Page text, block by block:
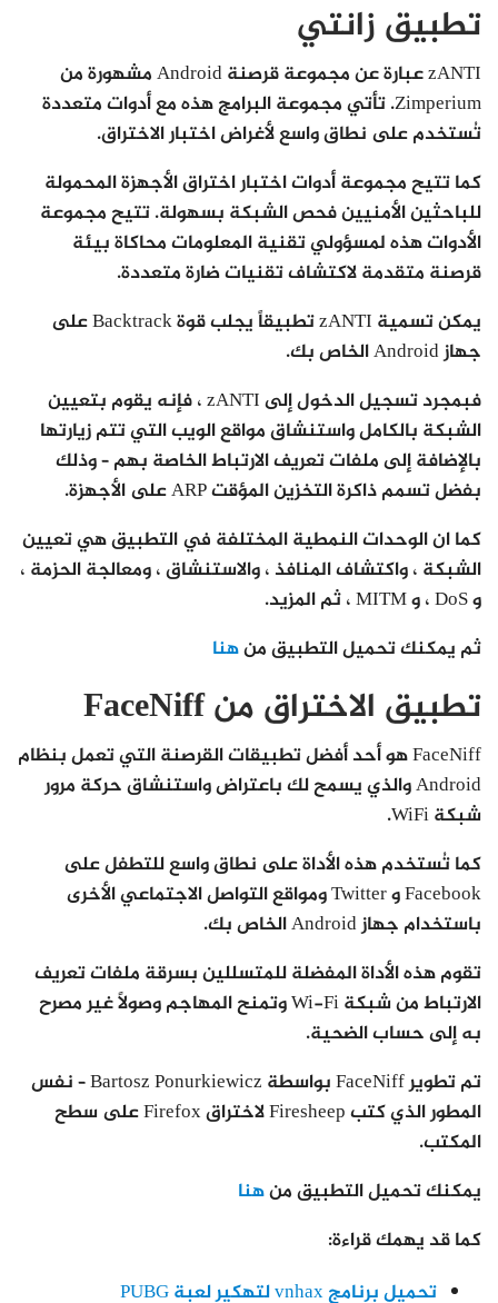
تطبيق زانتي
zANTI عبارة عن مجموعة قرصنة Android مشهورة من
Zimperium. تأتي مجموعة البرامج هذه مع أدوات متعددة
تُستخدم على نطاق واسع لأغراض اختبار الاختراق.
كما تتيح مجموعة أدوات اختبار اختراق الأجهزة المحمولة
للباحثين الأمنيين فحص الشبكة بسهولة. تتيح مجموعة
الأدوات هذه لمسؤولي تقنية المعلومات محاكاة بيئة
قرصنة متقدمة لاكتشاف تقنيات ضارة متعددة.
يمكن تسمية zANTI تطبيقاً يجلب قوة Backtrack على
جهاز Android الخاص بك.
فبمجرد تسجيل الدخول إلى zANTI ، فإنه يقوم بتعيين
الشبكة بالكامل واستنشاق مواقع الويب التي تتم زيارتها
بالإضافة إلى ملفات تعريف الارتباط الخاصة بهم – وذلك
بفضل تسمم ذاكرة التخزين المؤقت ARP على الأجهزة.
كما ان الوحدات النمطية المختلفة في التطبيق هي تعيين
الشبكة ، واكتشاف المنافذ ، والاستنشاق ، ومعالجة الحزمة ،
و DoS ، و MITM ، ثم المزيد.
ثم يمكنك تحميل التطبيق منهنا
تطبيق الاختراق من FaceNiff
FaceNiff هو أحد أفضل تطبيقات القرصنة التي تعمل بنظام
Android والذي يسمح لك باعتراض واستنشاق حركة مرور
شبكة WiFi.
كما تُستخدم هذه الأداة على نطاق واسع للتطفل على
Facebook و Twitter ومواقع التواصل الاجتماعي الأخرى
باستخدام جهاز Android الخاص بك.
تقوم هذه الأداة المفضلة للمتسللين بسرقة ملفات تعريف
الارتباط من شبكة Wi-Fi وتمنح المهاجم وصولاً غير مصرح
به إلى حساب الضحية.
تم تطوير FaceNiff بواسطة Bartosz Ponurkiewicz – نفس
المطور الذي كتب Firesheep لاختراق Firefox على سطح
المكتب.
يمكنك تحميل التطبيق منهنا
كما قد يهمك قراءة:
تحميل برنامج vnhax لتهكير لعبة PUBG